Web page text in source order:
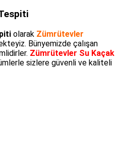
olarak Zümrütevler
Bünyemizde çalışan
Zümrütevler Su Kaçak
sizlere güvenli ve kaliteli